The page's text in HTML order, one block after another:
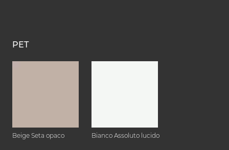
PET
Beige Seta opaco Bianco Assoluto lucido